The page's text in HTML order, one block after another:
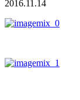
2016.11.14